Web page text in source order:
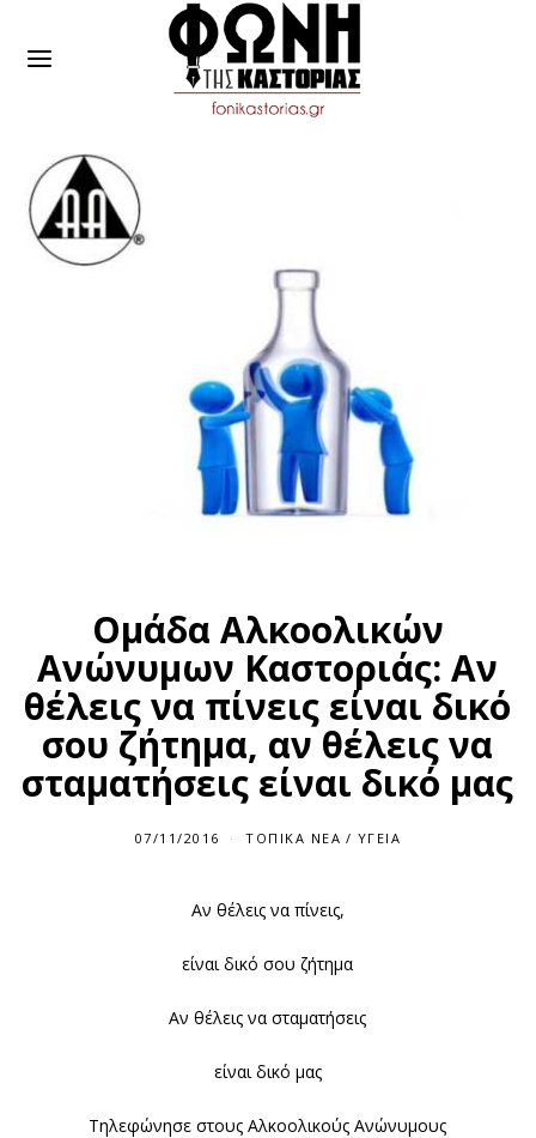
Ομάδα Αλκοολικών
Ανώνυμων Καστοριάς: Αν
θέλεις να πίνεις είναι δικό
σου ζήτημα, αν θέλεις να
σταματήσεις είναι δικό μας
07/11/2016 ΤΟΠΙΚΆ ΝΈΑ / ΥΓΕΊΑ
Αν θέλεις να πίνεις,
είναι δικό σου ζήτημα
Αν θέλεις να σταματήσεις
είναι δικό μας
Τηλεφώνησε στους Αλκοολικούς Ανώνυμους